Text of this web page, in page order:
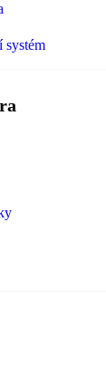
systém